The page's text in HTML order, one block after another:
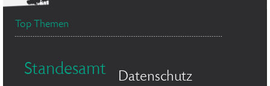
Top Themen
Standesamt Datenschutz